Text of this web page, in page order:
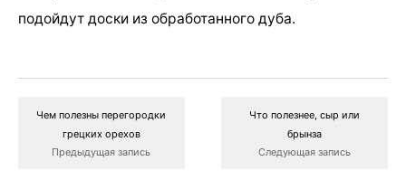
подойдут доски из обработанного дуба.
Чем полезны перегородки
грецких орехов
Предыдущая запись
Что полезнее, сыр или
брынза
Следующая запись